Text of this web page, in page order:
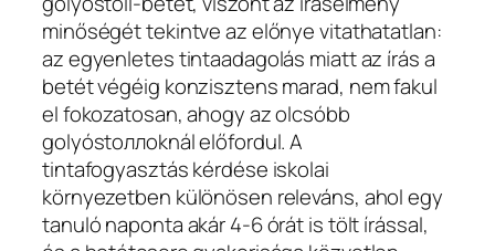
minőségét tekintve az előnye vitathatatlan:
az egyenletes tintaadagolás miatt az írás a
betét végéig konzisztens marad, nem fakul
el fokozatosan, ahogy az olcsóbb
golyóstoллоknál előfordul. A
tintafogyasztás kérdése iskolai
környezetben különösen releváns, ahol egy
tanuló naponta akár 4-6 órát is tölt írással,